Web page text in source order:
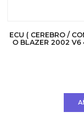
ECU ( CEREBRO /
O BLAZER 2002 V6